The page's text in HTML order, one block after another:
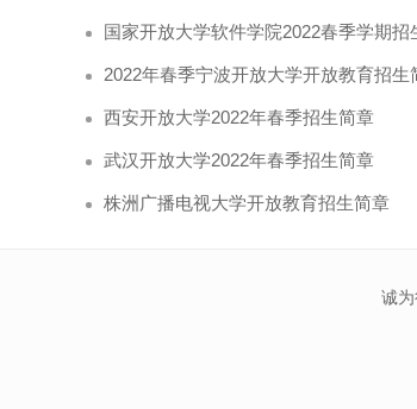
国家开放大学软件学院2022春季学期招
2022年春季宁波开放大学开放教育招生
西安开放大学2022年春季招生简章
武汉开放大学2022年春季招生简章
株洲广播电视大学开放教育招生简章
诚